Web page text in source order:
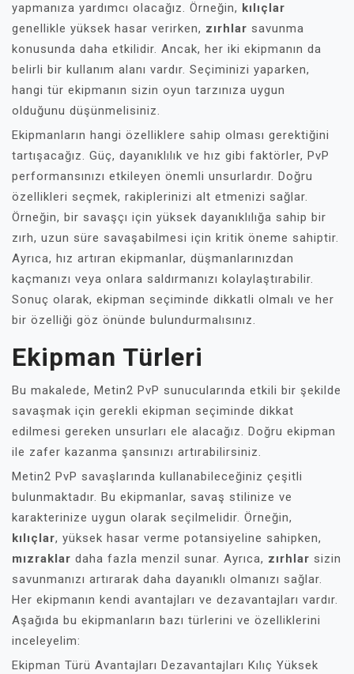
yapmanıza yardımcı olacağız. Örneğin, kılıçlar
genellikle yüksek hasar verirken, zırhlar savunma
konusunda daha etkilidir. Ancak, her iki ekipmanın da
belirli bir kullanım alanı vardır. Seçiminizi yaparken,
hangi tür ekipmanın sizin oyun tarzınıza uygun
olduğunu düşünmelisiniz.
Ekipmanların hangi özelliklere sahip olması gerektiğini
tartışacağız. Güç, dayanıklılık ve hız gibi faktörler, PvP
performansınızı etkileyen önemli unsurlardır. Doğru
özellikleri seçmek, rakiplerinizi alt etmenizi sağlar.
Örneğin, bir savaşçı için yüksek dayanıklılığa sahip bir
zırh, uzun süre savaşabilmesi için kritik öneme sahiptir.
Ayrıca, hız artıran ekipmanlar, düşmanlarınızdan
kaçmanızı veya onlara saldırmanızı kolaylaştırabilir.
Sonuç olarak, ekipman seçiminde dikkatli olmalı ve her
bir özelliği göz önünde bulundurmalısınız.
Ekipman Türleri
Bu makalede, Metin2 PvP sunucularında etkili bir şekilde
savaşmak için gerekli ekipman seçiminde dikkat
edilmesi gereken unsurları ele alacağız. Doğru ekipman
ile zafer kazanma şansınızı artırabilirsiniz.
Metin2 PvP savaşlarında kullanabileceğiniz çeşitli
bulunmaktadır. Bu ekipmanlar, savaş stilinize ve
karakterinize uygun olarak seçilmelidir. Örneğin,
kılıçlar, yüksek hasar verme potansiyeline sahipken,
mızraklar daha fazla menzil sunar. Ayrıca, zırhlar sizin
savunmanızı artırarak daha dayanıklı olmanızı sağlar.
Her ekipmanın kendi avantajları ve dezavantajları vardır.
Aşağıda bu ekipmanların bazı türlerini ve özelliklerini
inceleyelim:
Ekipman Türü Avantajları Dezavantajları Kılıç Yüksek